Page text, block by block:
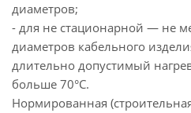
диаметров;
- для не стационарной — не
диаметров кабельного
длительно допустимый
больше 70°С.
Нормированная